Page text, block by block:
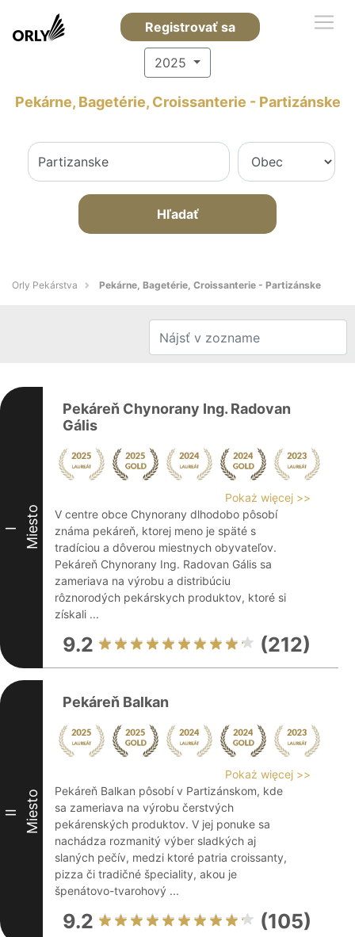
Registrovať sa
2025
Pekárne, Bagetérie, Croissanterie - Partizánske
Hľadať
Orly Pekárstva Pekárne, Bagetérie, Croissanterie - Partizánske
I Miesto
Pekáreň Chynorany Ing. Radovan
Gális
Pokaż więcej >>
V centre obce Chynorany dlhodobo pôsobí
známa pekáreň, ktorej meno je späté s
tradíciou a dôverou miestnych obyvateľov.
Pekáreň Chynorany Ing. Radovan Gális sa
zameriava na výrobu a distribúciu
rôznorodých pekárskych produktov, ktoré si
získali ...
9.2 (212)
II Miesto
Pekáreň Balkan
Pokaż więcej >>
Pekáreň Balkan pôsobí v Partizánskom, kde
sa zameriava na výrobu čerstvých
pekárenských produktov. V jej ponuke sa
nachádza rozmanitý výber sladkých aj
slaných pečív, medzi ktoré patria croissanty,
pizza či tradičné špeciality, akou je
špenátovo-tvarohový ...
9.2 (105)